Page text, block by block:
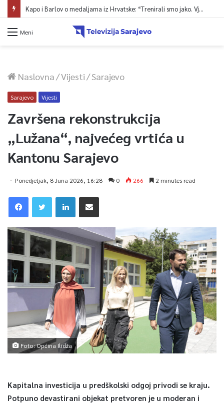
Kapo i Barlov o medaljama iz Hrvatske: “Trenirali smo jako. Vjerovali smo”
Meni
Naslovna/Vijesti/Sarajevo
Sarajevo Vijesti
Završena rekonstrukcija
„Lužana“, najvećeg vrtića u
Kantonu Sarajevo
Ponedjeljak, 8 Juna 2026, 16:28 0 266 2 minutes read
Foto: Općina Ilidža
Kapitalna investicija u predškolski odgoj privodi se kraju.
Potpuno devastirani objekat pretvoren je u moderan i